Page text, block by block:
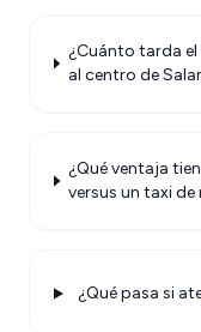
¿Cuánto tarda
al centro de
¿Qué ventaja
versus un taxi de
¿Qué pasa si